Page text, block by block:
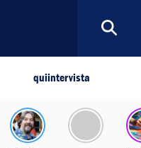
quiintervista